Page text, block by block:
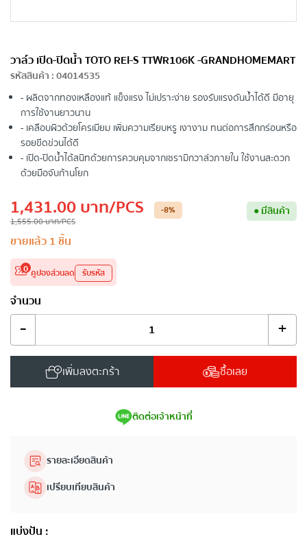
วาล์ว เปิด-ปิดน้ำ TOTO REI-S TTWR106K -GRANDHOMEMART
รหัสสินค้า :04014535
- ผลิตจากทองเหลืองแท้ แข็งแรง ไม่เปราะง่าย รองรับแรงดันน้ำได้ดี มีอายุ
การใช้งานยาวนาน
- เคลือบผิวด้วยโครเมียม เพิ่มความเรียบหรู เงางาม ทนต่อการสึกกร่อนหรือ
รอยขีดข่วนได้ดี
- เปิด-ปิดน้ำได้สนิทด้วยการควบคุมจากเซรามิกวาล์วภายใน ใช้งานสะดวก
ด้วยมือจับก้านโยก
1,431.00บาท/PCS
1,555.00บาท/PCS
-8% ●มีสินค้า
ขายแล้ว1ชิ้น
0 คูปองส่วนลด รับรหัส
จำนวน
- +
เพิ่มลงตะกร้า ซื้อเลย
ติดต่อเจ้าหน้าที่
รายละเอียดสินค้า
เปรียบเทียบสินค้า
แบ่งปัน :